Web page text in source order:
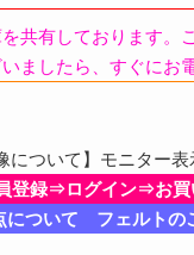
共有しております。
ましたら、すぐにお
ついて】モニター表
録⇒ログイン⇒お買
ついて フェルトの